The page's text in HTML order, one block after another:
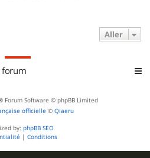
Aller
forum
Forum Software © phpBB Limited
officielle © Qiaeru
by: phpBB SEO
| Conditions